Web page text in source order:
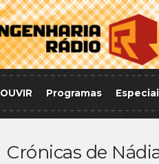
OUVIR Programas
Crónicas de